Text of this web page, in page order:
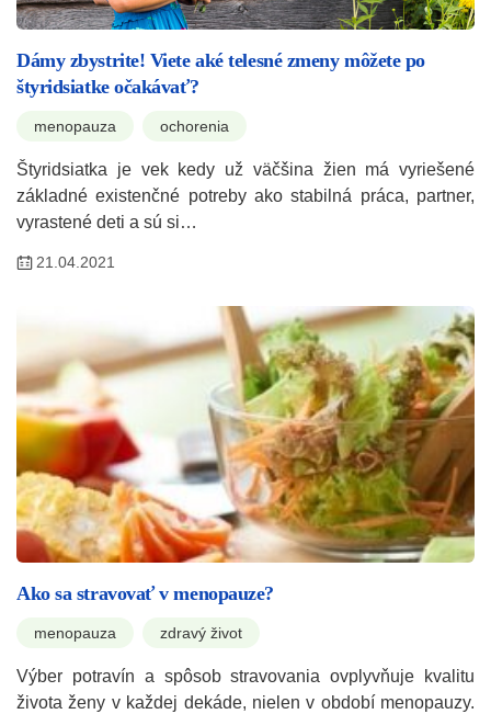
Dámy zbystrite! Viete aké telesné zmeny môžete po
štyridsiatke očakávať?
menopauza ochorenia
Štyridsiatka je vek kedy už väčšina žien má vyriešené
základné existenčné potreby ako stabilná práca, partner,
vyrastené deti a sú si…
21.04.2021
Ako sa stravovať v menopauze?
menopauza zdravý život
Výber potravín a spôsob stravovania ovplyvňuje kvalitu
života ženy v každej dekáde, nielen v období menopauzy.